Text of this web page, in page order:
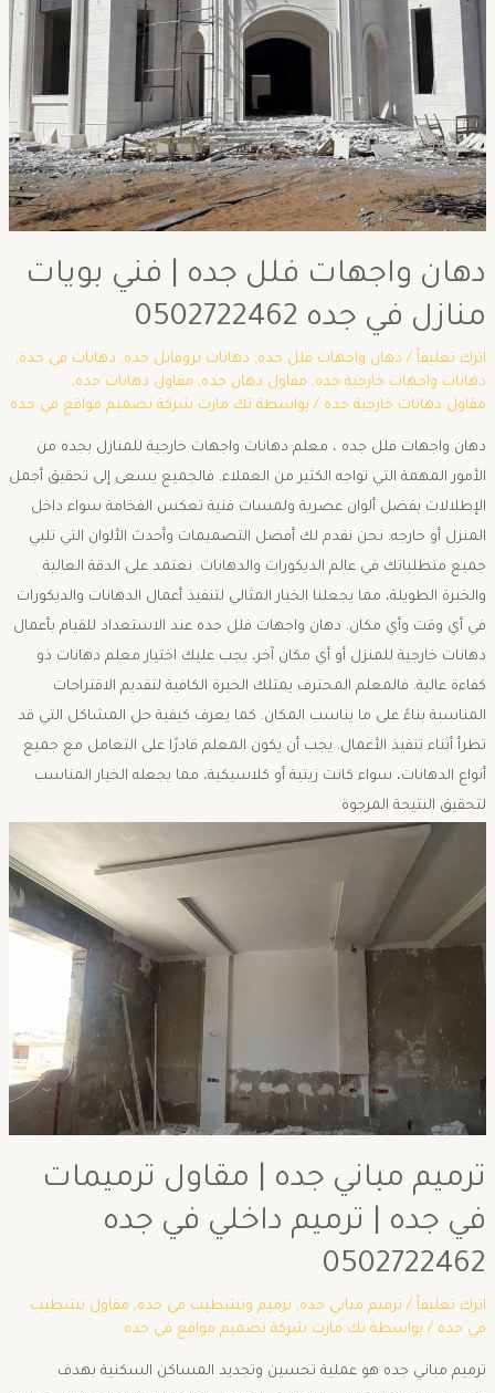
دهان واجهات فلل جده | فني بويات
منازل في جده 0502722462
اترك تعليقاً / دهان واجهات فلل جده, دهانات بروفايل جده, دهانات في جدة,
دهانات واجهات خارجية جده, مقاول دهان جده, مقاول دهانات جده,
مقاول دهانات خارجية جده / بواسطة تك مارت شركة تصميم مواقع في جده
دهان واجهات فلل جده ، معلم دهانات واجهات خارجية للمنازل بجده من
الأمور المهمة التي تواجه الكثير من العملاء. فالجميع يسعى إلى تحقيق أجمل
الإطلالات بفضل ألوان عصرية ولمسات فنية تعكس الفخامة سواء داخل
المنزل أو خارجه. نحن نقدم لك أفضل التصميمات وأحدث الألوان التي تلبي
جميع متطلباتك في عالم الديكورات والدهانات. نعتمد على الدقة العالية
والخبرة الطويلة، مما يجعلنا الخيار المثالي لتنفيذ أعمال الدهانات والديكورات
في أي وقت وأي مكان. دهان واجهات فلل جده عند الاستعداد للقيام بأعمال
دهانات خارجية للمنزل أو أي مكان آخر، يجب عليك اختيار معلم دهانات ذو
كفاءة عالية. فالمعلم المحترف يمتلك الخبرة الكافية لتقديم الاقتراحات
المناسبة بناءً على ما يناسب المكان. كما يعرف كيفية حل المشاكل التي قد
تطرأ أثناء تنفيذ الأعمال. يجب أن يكون المعلم قادرًا على التعامل مع جميع
أنواع الدهانات، سواء كانت زيتية أو كلاسيكية، مما يجعله الخيار المناسب
لتحقيق النتيجة المرجوة.
ترميم مباني جده | مقاول ترميمات
في جده | ترميم داخلي في جده
0502722462
اترك تعليقاً / ترميم مباني جده, ترميم وتشطيب في جده, مقاول تشطيب
في جده / بواسطة تك مارت شركة تصميم مواقع في جده
ترميم مباني جده هو عملية تحسين وتجديد المساكن السكنية بهدف